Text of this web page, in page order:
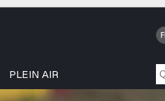
PLEIN AIR